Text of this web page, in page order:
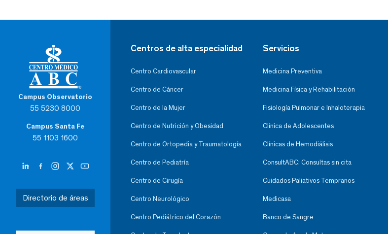
Campus Observatorio
55 5230 8000
Campus Santa Fe
55 1103 1600
Directorio de áreas
Centros de alta especialidad
Centro Cardiovascular
Centro de Cáncer
Centro de la Mujer
Centro de Nutrición y Obesidad
Centro de Ortopedia y Traumatología
Centro de Pediatría
Centro de Cirugía
Centro Neurológico
Centro Pediátrico del Corazón
Servicios
Medicina Preventiva
Medicina Física y Rehabilitación
Fisiología Pulmonar e Inhaloterapia
Clínica de Adolescentes
Clínicas de Hemodiálisis
ConsultABC: Consultas sin cita
Cuidados Paliativos Tempranos
Medicasa
Banco de Sangre